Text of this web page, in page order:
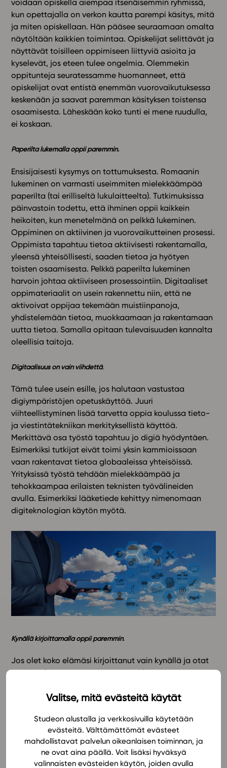
Valitse, mitä evästeitä käytät
Studeon alustalla ja verkkosivuilla käytetään
evästeitä. Välttämättömät evästeet
mahdollistavat palvelun oikeanlaisen toiminnan, ja
ne ovat aina päällä. Voit lisäksi hyväksyä
valinnaisten evästeiden käytön, joiden avulla
voidaan opiskella aiempaa itsenäisemmin ryhmissä,
kun opettajalla on verkon kautta parempi käsitys, mitä
ja miten opiskellaan. Hän pääsee seuraamaan omalta
näytöltään kaikkien toimintaa. Opiskelijat selittävät ja
näyttävät toisilleen oppimiseen liittyviä asioita ja
kyselevät, jos eteen tulee ongelmia. Olemmekin
oppitunteja seuratessamme huomanneet, että
opiskelijat ovat entistä enemmän vuorovaikutuksessa
keskenään ja saavat paremman käsityksen toistensa
osaamisesta. Läheskään koko tunti ei mene ruudulla,
ei koskaan.
Paperilta lukemalla oppii paremmin.
Ensisijaisesti kysymys on tottumuksesta. Romaanin
lukeminen on varmasti useimmiten mielekkäämpää
paperilta (tai erilliseltä lukulaitteelta). Tutkimuksissa
päinvastoin todettu, että ihminen oppii kaikkein
heikoiten, kun menetelmänä on pelkkä lukeminen.
Oppiminen on aktiivinen ja vuorovaikutteinen prosessi.
Oppimista tapahtuu tietoa aktiivisesti rakentamalla,
yleensä yhteisöllisesti, saaden tietoa ja hyötyen
toisten osaamisesta. Pelkkä paperilta lukeminen
harvoin johtaa aktiiviseen prosessointiin. Digitaaliset
oppimateriaalit on usein rakennettu niin, että ne
aktivoivat oppijaa tekemään muistiinpanoja,
yhdistelemään tietoa, muokkaamaan ja rakentamaan
uutta tietoa. Samalla opitaan tulevaisuuden kannalta
oleellisia taitoja.
Digitaalisuus on vain viihdettä.​
Tämä tulee usein esille, jos halutaan vastustaa
digiympäristöjen opetuskäyttöä. Juuri
viihteellistyminen lisää tarvetta oppia koulussa tieto-
ja viestintätekniikan merkityksellistä käyttöä.
Merkittävä osa työstä tapahtuu jo digiä hyödyntäen.
Esimerkiksi tutkijat eivät toimi yksin kammioissaan
vaan rakentavat tietoa globaaleissa yhteisöissä.
Yrityksissä työstä tehdään mielekkäämpää ja
tehokkaampaa erilaisten teknisten työvälineiden
avulla. Esimerkiksi lääketiede kehittyy nimenomaan
digiteknologian käytön myötä.
Kynällä kirjoittamalla oppii paremmin​.
Jos olet koko elämäsi kirjoittanut vain kynällä ja otat
ensi askeleita näppäimistön tai tabletin käytössä, voi
menee kirjoittamisen opetteluun. Jos kuitenkin jo
ole kovin perusteltu. Käsitys kynän voimasta perustuu
pitkälti yhteen tutkimukseen, jonka mukaan
luentomuistiinpanoja luennoitsijan puheesta
tehdessään opiskelijat muistivat kirjoittamansa